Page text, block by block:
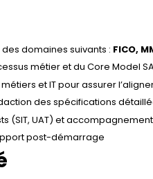
des domaines suivants : FICO,
métier et du Core Model
et IT pour assurer
des spécifications
(SIT, UAT) et
post-démarrage